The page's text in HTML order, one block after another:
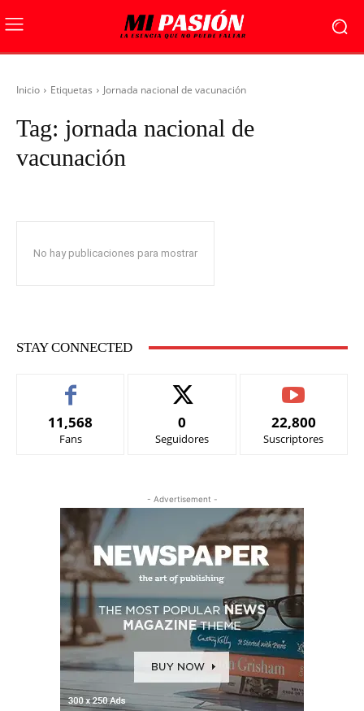
Inicio Etiquetas Jornada nacional de vacunación
Tag: jornada nacional de
vacunación
No hay publicaciones para mostrar
STAY CONNECTED
11,568
Fans
0
Seguidores
22,800
Suscriptores
- Advertisement -